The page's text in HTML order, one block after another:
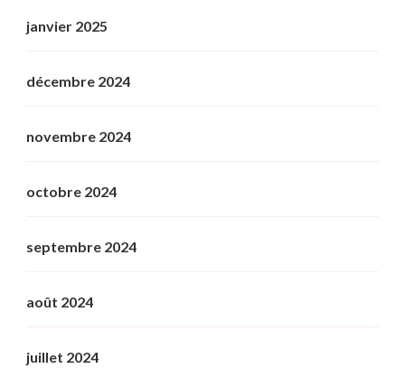
janvier 2025
décembre 2024
novembre 2024
octobre 2024
septembre 2024
août 2024
juillet 2024